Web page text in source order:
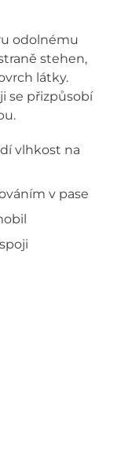
odolnému
stehen,
látky.
se přizpůsobí
vlhkost na
v pase